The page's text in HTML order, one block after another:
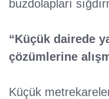
buzdolapları
“Küçük dairede
çözümlerine
Küçük